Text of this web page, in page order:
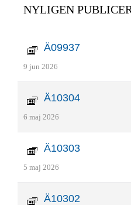
NYLIGEN
Ä09937
9 jun 2026
Ä10304
6 maj 2026
Ä10303
5 maj 2026
Ä10302